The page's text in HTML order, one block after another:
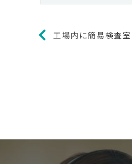
工場内に簡易検査室